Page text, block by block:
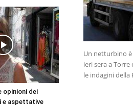
opinioni dei
e aspettative
Un netturbino è
ieri sera a Torre
le indagini della